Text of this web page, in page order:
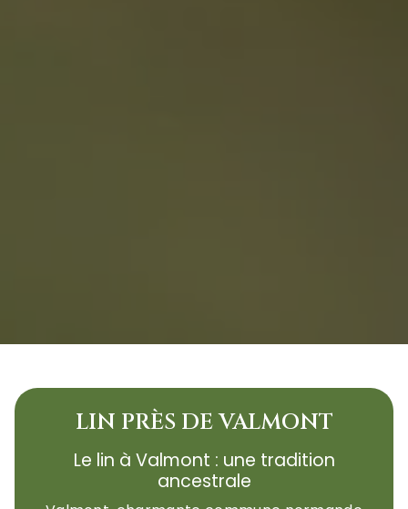
LIN PRÈS DE VALMONT
Le lin à Valmont : une tradition
ancestrale